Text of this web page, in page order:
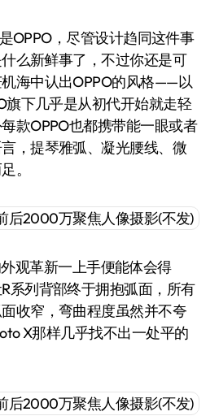
OPPO，尽管设计趋同这件事
么新鲜事了，不过你还是可
海中认出OPPO的风格——以
旗下几乎是从初代开始就走轻
款OPPO也都携带能一眼或者
，提琴雅弧、凝光腰线、微
。
外观革新一上手便能体会得
系列背部终于拥抱弧面，所有
收窄，弯曲程度虽然并不夸
X那样几乎找不出一处平的